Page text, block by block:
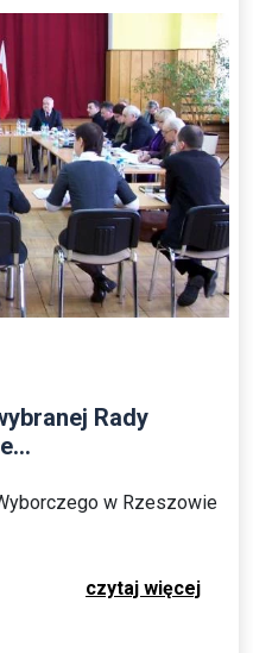
Rady
w Rzeszowie
czytaj więcej